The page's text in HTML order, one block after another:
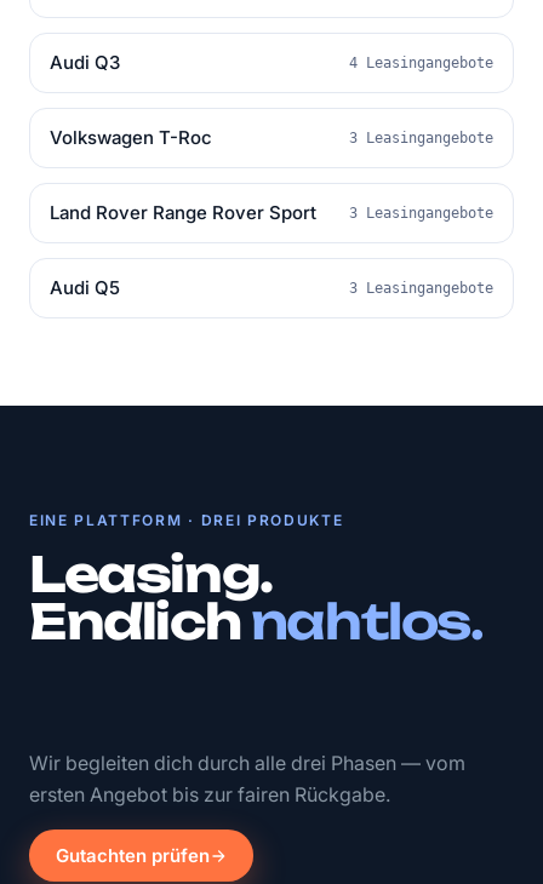
Audi Q3 4 Leasingangebote
Volkswagen T-Roc 3 Leasingangebote
Land Rover Range Rover Sport 3 Leasingangebote
Audi Q5 3 Leasingangebote
EINE PLATTFORM · DREI PRODUKTE
Leasing.
Endlichnahtlos.
Wir begleiten dich durch alle drei Phasen — vom
ersten Angebot bis zur fairen Rückgabe.
Gutachten prüfen